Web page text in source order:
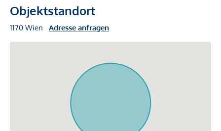
Objektstandort
1170 Wien Adresse anfragen